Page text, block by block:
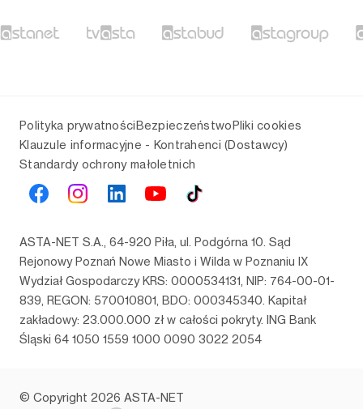
Polityka prywatnościBezpieczeństwoPliki cookies
Klauzule informacyjne - Kontrahenci (Dostawcy)
Standardy ochrony małoletnich
ASTA-NET S.A., 64-920 Piła, ul. Podgórna 10. Sąd
Rejonowy Poznań Nowe Miasto i Wilda w Poznaniu IX
Wydział Gospodarczy KRS: 0000534131, NIP: 764-00-01-
839, REGON: 570010801, BDO: 000345340. Kapitał
zakładowy: 23.000.000 zł w całości pokryty. ING Bank
Śląski 64 1050 1559 1000 0090 3022 2054
© Copyright 2026 ASTA-NET